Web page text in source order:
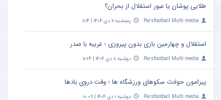
طلایی پوشان یا عبور استقلال از بحران؟
Parsfootball Multi media پنجشنبه ۱۱ دی ۱۴۰۴ | ۱۱:۱۴
استقلال و چهارمین بازی بدون پیروزی ؛ غریبه با صدر
Parsfootball Multi media دوشنبه ۸ دی ۱۴۰۴ | ۱۱:۲۴
پیرامون حوادث سکوهای ورزشگاه ها ؛ وقت درویِ بادها
Parsfootball Multi media دوشنبه ۱ دی ۱۴۰۴ | ۱۰:۰۹